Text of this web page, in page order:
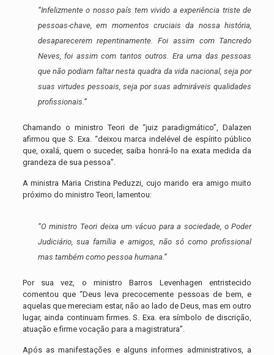
“Infelizmente o nosso país tem vivido a experiência triste de
pessoas-chave, em momentos cruciais da nossa história,
desaparecerem repentinamente. Foi assim com Tancredo
Neves, foi assim com tantos outros. Era uma das pessoas
que não podiam faltar nesta quadra da vida nacional, seja por
suas virtudes pessoais, seja por suas admiráveis qualidades
profissionais.”
Chamando o ministro Teori de “juiz paradigmático”, Dalazen
afirmou que S. Exa. “deixou marca indelével de espírito público
que, oxalá, quem o suceder, saiba honrá-lo na exata medida da
grandeza de sua pessoa”.
A ministra Maria Cristina Peduzzi, cujo marido era amigo muito
próximo do ministro Teori, lamentou:
“O ministro Teori deixa um vácuo para a sociedade, o Poder
Judiciário, sua família e amigos, não só como profissional
mas também como pessoa humana.”
Por sua vez, o ministro Barros Levenhagen entristecido
comentou que “Deus leva precocemente pessoas de bem, e
aquelas que mereciam estar, não ao lado de Deus, mas em outro
lugar, ainda continuam firmes. S. Exa. era símbolo de discrição,
atuação e firme vocação para a magistratura”.
Após as manifestações e alguns informes administrativos, a